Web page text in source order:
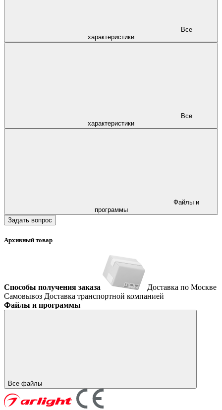
характеристики
характеристики
программы
Задать вопрос
Архивный товар
Способы получения заказа
Доставка по Москве
Самовывоз Доставка транспортной компанией
Файлы и программы
Все файлы